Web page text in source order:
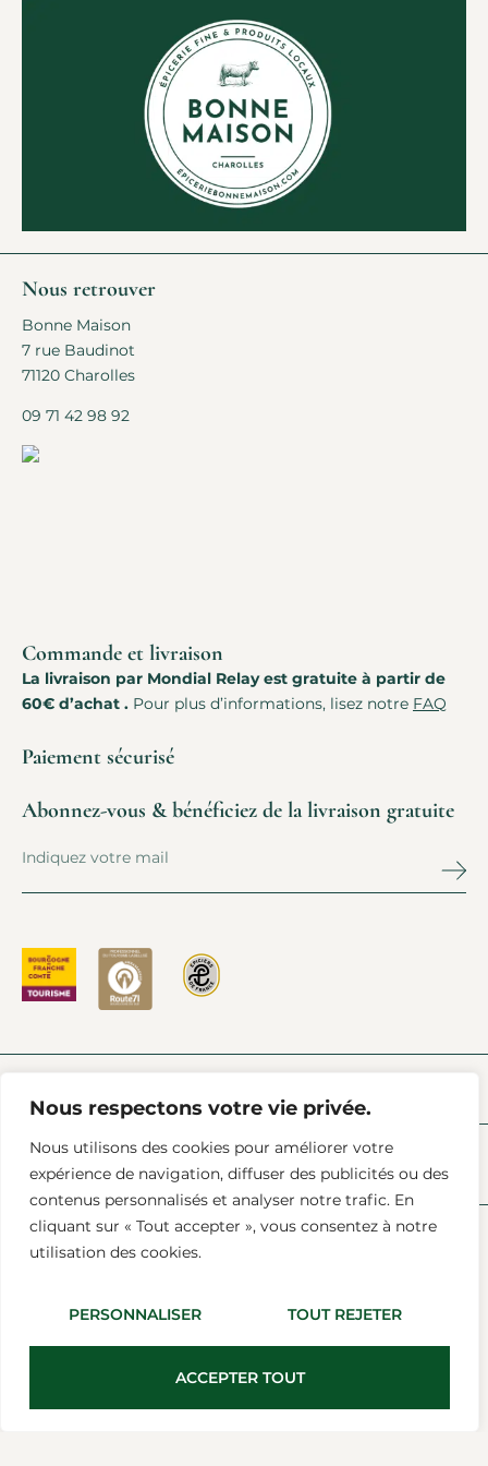
Nous respectons votre vie privée.
Nous utilisons des cookies pour améliorer votre
expérience de navigation, diffuser des publicités ou des
contenus personnalisés et analyser notre trafic. En
cliquant sur « Tout accepter », vous consentez à notre
utilisation des cookies.
PERSONNALISER TOUT REJETER
ACCEPTER TOUT
Nous retrouver
Bonne Maison
7 rue Baudinot
71120 Charolles
09 71 42 98 92
Commande et livraison
La livraison par Mondial Relay est gratuite à partir de
60€ d’achat . Pour plus d’informations, lisez notre FAQ
Paiement sécurisé
Abonnez-vous & bénéficiez de la livraison gratuite
Tous Droits Réservés © 2025 Agence Bonne Maison
Mentions Légales